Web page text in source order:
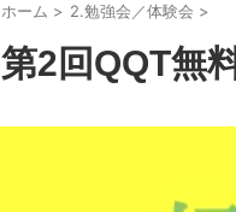
ホーム > 2.勉強会／体験会 >
第2回QQT無